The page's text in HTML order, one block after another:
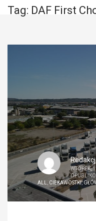
Tag: DAF First
WTOREK,
ALL
CIEKAWOSTKI,